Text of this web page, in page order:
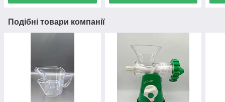
Подібні товари компанії